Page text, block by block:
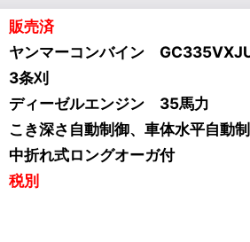
販売済
ヤンマーコンバイン
3条刈
ディーゼルエンジン 35馬力
こき深さ自動制御、車体水平自動
中折れ式ロングオーガ付
税別